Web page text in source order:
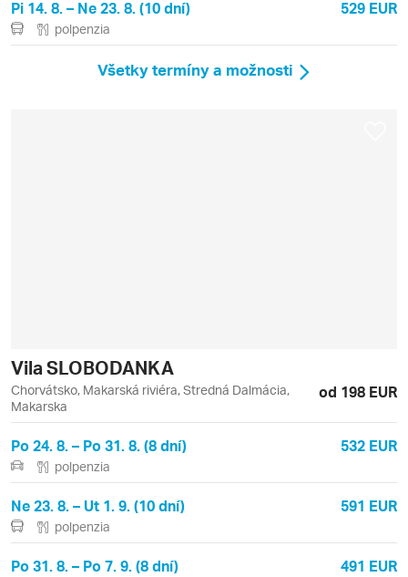
Pi 14. 8. – Ne 23. 8. (10 dní) 529 EUR
polpenzia
Všetky termíny a možnosti
Vila SLOBODANKA
Chorvátsko, Makarská riviéra, Stredná Dalmácia,
Makarska
od 198 EUR
Po 24. 8. – Po 31. 8. (8 dní) 532 EUR
polpenzia
Ne 23. 8. – Ut 1. 9. (10 dní) 591 EUR
polpenzia
Po 31. 8. – Po 7. 9. (8 dní) 491 EUR